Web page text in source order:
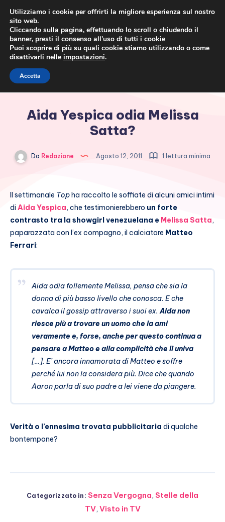
Aida Yespica odia Melissa
Satta?
Da Redazione Agosto 12, 2011 1 lettura minima
Il settimanale Topha raccolto le soffiate di alcuni amici intimi
diAida Yespica, che testimonierebbero un forte
contrasto tra la showgirl venezuelana e Melissa Satta,
paparazzata con l’ex compagno, il calciatore Matteo
Ferrari:
Aida odia follemente Melissa, pensa che sia la
donna di più basso livello che conosca. E che
cavalca il gossip attraverso i suoi ex.Aida non
riesce più a trovare un uomo che la ami
veramente e, forse, anche per questo continua a
pensare a Matteo e alla complicità che li univa
[…]. E’ ancora innamorata di Matteo e soffre
perché lui non la considera più. Dice che quando
Aaron parla di suo padre a lei viene da piangere.
Verità o l’ennesima trovata pubblicitaria di qualche
bontempone?
Categorizzato in: Senza Vergogna, Stelle della
TV, Visto in TV
Utilizziamo i cookie per offrirti la migliore esperienza sul nostro
sito web.
Cliccando sulla pagina, effettuando lo scroll o chiudendo il
banner, presti il consenso all’uso di tutti i cookie
Puoi scoprire di più su quali cookie stiamo utilizzando o come
disattivarli nelle impostazioni.
Accetta